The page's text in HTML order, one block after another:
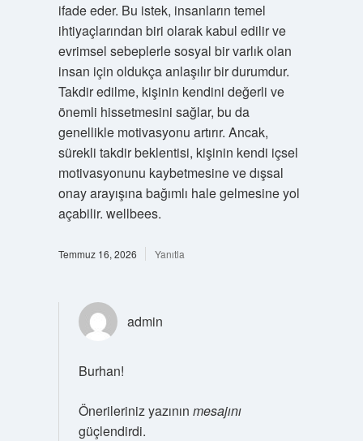
ifade eder. Bu istek, insanların temel
ihtiyaçlarından biri olarak kabul edilir ve
evrimsel sebeplerle sosyal bir varlık olan
insan için oldukça anlaşılır bir durumdur.
Takdir edilme, kişinin kendini değerli ve
önemli hissetmesini sağlar, bu da
genellikle motivasyonu artırır. Ancak,
sürekli takdir beklentisi, kişinin kendi içsel
motivasyonunu kaybetmesine ve dışsal
onay arayışına bağımlı hale gelmesine yol
açabilir. wellbees.
Temmuz 16, 2026 Yanıtla
admin
Burhan!
Önerileriniz yazının mesajını
güçlendirdi.